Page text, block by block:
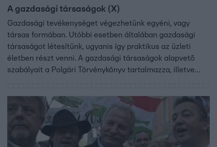
A gazdasági társaságok (X)
Gazdasági tevékenységet végezhetünk egyéni, vagy
társas formában. Utóbbi esetben általában gazdasági
társaságot létesítünk, ugyanis így praktikus az üzleti
életben részt venni. A gazdasági társaságok alapvető
szabályait a Polgári Törvénykönyv tartalmazza, illetve